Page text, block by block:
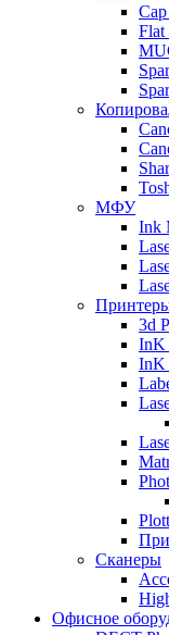
Cap
Flat
МФУ
Ink
3d
InK
InK
Сканеры
Офисное